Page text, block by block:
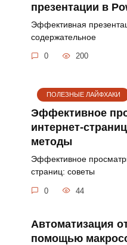
презентации в
Эффективная
содержательное
0 200
ПОЛЕЗНЫЕ ЛАЙФХАКИ
Эффективное
интернет-
методы
Эффективное
страниц: советы
0 44
Автоматизация
помощью